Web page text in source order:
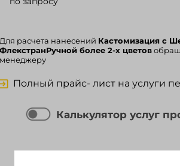
Для расчета нанесений Кастомизация с
ФлекстранРучной более 2-х цветов
менеджеру
Полный прайс- лист на услуги
Калькулятор услуг